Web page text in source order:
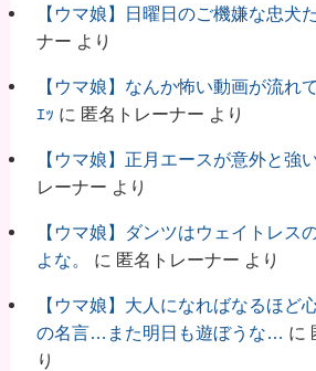
【ウマ娘】日曜日のご機嫌な忠犬
ナー より
【ウマ娘】なんか怖い動画が流れ
ｴｯ に 匿名トレーナー より
【ウマ娘】正月エースが意外と強
レーナー より
【ウマ娘】ダンツはウェイトレス
よな。
に 匿名トレーナー より
【ウマ娘】大人になればなるほど
の名言…また明日も遊ぼうな… に
り